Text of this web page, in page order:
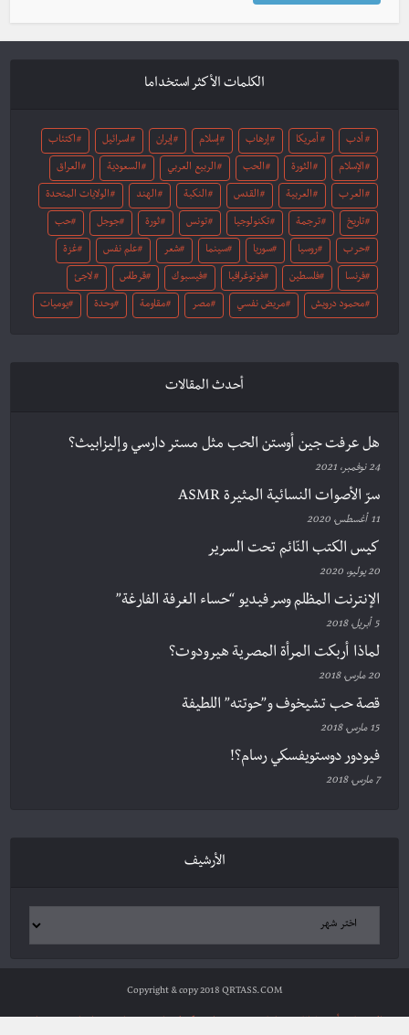
الكلمات الأكثر استخداما
أدب أمريكا إرهاب إسلام إيران اسرائيل اكتئاب
الإسلام الثورة الحب الربيع العربي السعودية العراق
العرب العربية القدس النكبة الهند الولايات المتحدة
تاريخ ترجمة تكنولوجيا تونس ثورة جوجل حب
حرب روسيا سوريا سينما شعر علم نفس غزة
فرنسا فلسطين فوتوغرافيا فيسبوك قرطاس لاجئ
محمود درويش مريض نفسي مصر مقاومة وحدة يوميات
أحدث المقالات
هل عرفت جين أوستن الحب مثل مستر دارسي وإليزابيث؟
24 نوفمبر، 2021
سرّ الأصوات النسائية المثيرة ASMR
11 أغسطس، 2020
كيس الكتب النّائم تحت السرير
20 يوليو، 2020
الإنترنت المظلم وسر فيديو “حساء الغرفة الفارغة”
5 أبريل، 2018
لماذا أربكت المرأة المصرية هيرودوت؟
20 مارس، 2018
قصة حب تشيخوف و”حوتته” اللطيفة
15 مارس، 2018
فيودور دوستويفسكي رسام؟!
7 مارس، 2018
الأرشيف
Copyright & copy 2018 QRTASS.COM